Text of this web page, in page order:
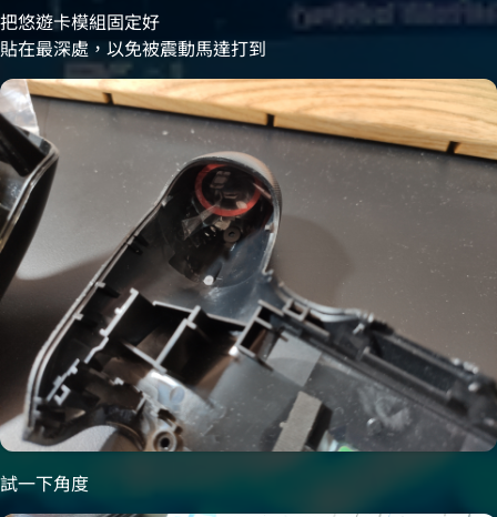
把悠遊卡模組固定好
貼在最深處，以免被震動馬達打到
試一下角度